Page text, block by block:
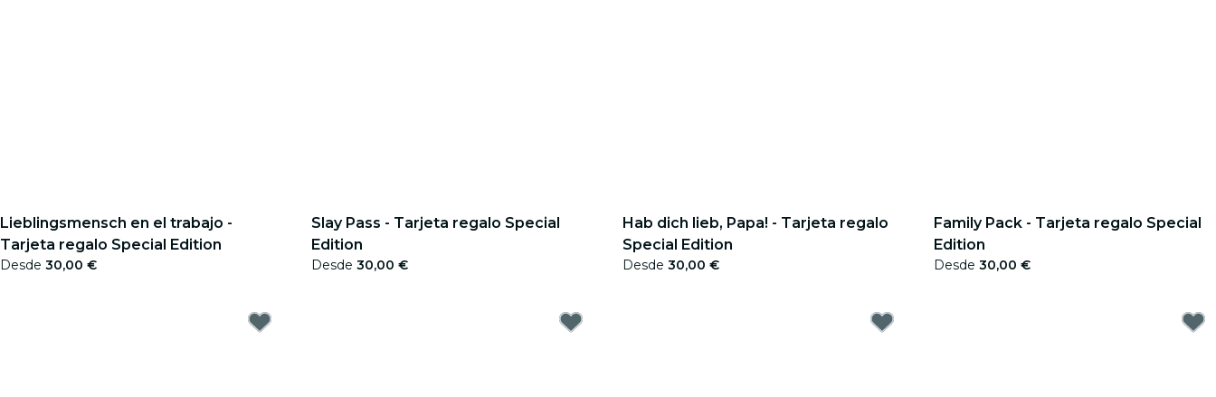
Lieblingsmensch en el trabajo -
Tarjeta regalo Special Edition
Desde 30,00 €
Slay Pass - Tarjeta regalo Special
Edition
Desde 30,00 €
Hab dich lieb, Papa! - Tarjeta regalo
Special Edition
Desde 30,00 €
Family Pack - Tarjeta regalo Special
Edition
Desde 30,00 €